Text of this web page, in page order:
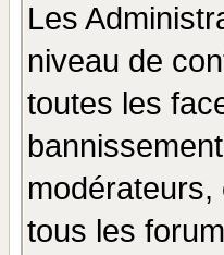
Les
niveau de
toutes les
tous les